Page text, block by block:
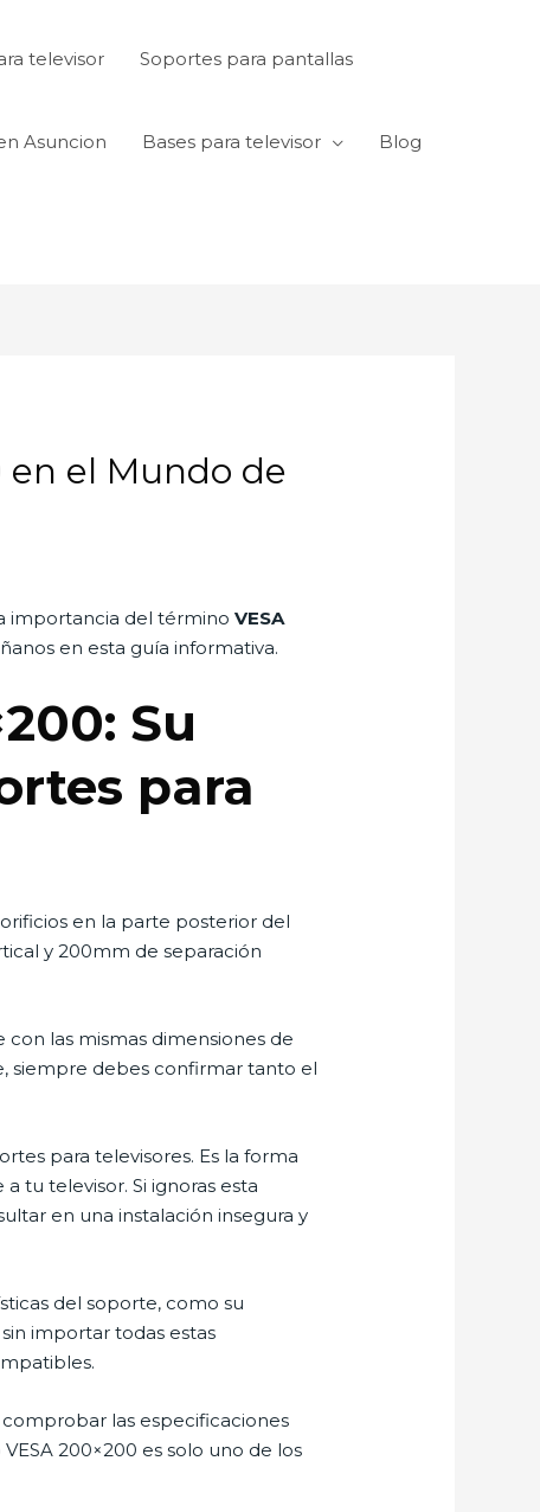
televisor Soportes para pantallas
Asuncion Bases para televisor Blog
en el Mundo de
importancia del términoVESA
en esta guía informativa.
Su
para
en la parte posterior del
y 200mm de separación
las mismas dimensiones de
siempre debes confirmar tanto el
para televisores. Es la forma
tu televisor. Si ignoras esta
en una instalación insegura y
del soporte, como su
importar todas estas
las especificaciones
200×200 es solo uno de los